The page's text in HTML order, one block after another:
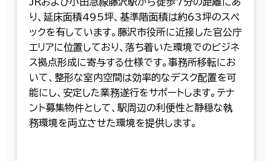
り、延床面積495坪、基準階面積は約63坪のスペ
ックを有しています。藤沢市役所に近接した官公庁
エリアに位置しており、落ち着いた環境でのビジネ
ス拠点形成に寄与する仕様です。事務所移転にお
いて、整形な室内空間は効率的なデスク配置を可
能にし、安定した業務遂行をサポートします。テナ
ント募集物件として、駅周辺の利便性と静穏な執
務環境を両立させた環境を提供します。